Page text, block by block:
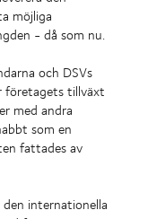
möjliga
- då som nu.
och DSVs
företagets tillväxt
med andra
som en
fattades av
internationella